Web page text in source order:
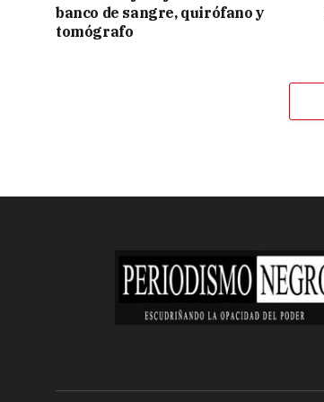
banco de sangre, quirófano y
tomógrafo